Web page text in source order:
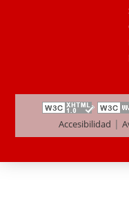
Accesibilidad |